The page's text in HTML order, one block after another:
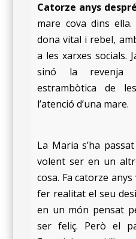
Catorze anys
mare cova dins
dona vital i rebel,
a les xarxes socials.
sinó la revenja
estrambòtica de
l’atenció d’una mare.
La Maria s’ha
volent ser en un
cosa. Fa catorze
fer realitat el seu
en un món pensat
ser feliç. Però el